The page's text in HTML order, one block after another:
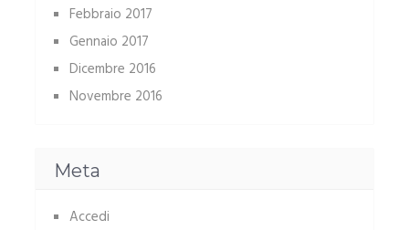
Febbraio 2017
Gennaio 2017
Dicembre 2016
Novembre 2016
Meta
Accedi